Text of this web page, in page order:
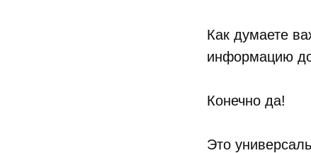
Как думаете
информацию до
Конечно да!
Это